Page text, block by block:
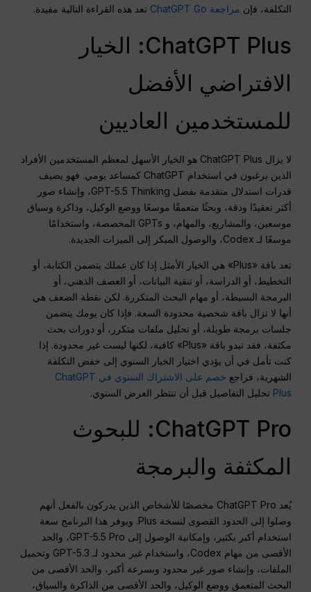
التكلفة، فإن مراجعة ChatGPT Go تعد هذه القراءة التالية مفيدة.
ChatGPT Plus: الخيار
الافتراضي الأفضل
للمستخدمين العاديين
لا يزال ChatGPT Plus هو الخيار الأسهل لمعظم المستخدمين الأفراد
الذين يرغبون في استخدام ChatGPT كمساعد يومي. فهو يضيف
قدرات استدلال متقدمة بفضل GPT-5.5 Thinking، وإنشاء صور
أكثر تعقيدًا ودقة، وبحثًا متعمقًا موسعًا ووضع الوكيل، وذاكرة وسياق
موسعين، والمشاريع، والمهام، و GPTs المخصصة، واستخدامًا
موسعًا لـ Codex، والوصول المبكر إلى الميزات الجديدة.
تعد باقة «Plus» هي الخيار الأمثل إذا كان عملك يتضمن الكتابة، أو
التخطيط، أو الدراسة، أو تنقية البيانات، أو العصف الذهني، أو
البرمجة البسيطة، أو مهام البحث المتكررة. لكن نقطة الضعف هي
أنها لا تزال باقة شخصية محدودة السعة. فإذا كان يومك يتضمن
جلسات برمجة طويلة، أو تحليل ملفات متكرر، أو دورات بحث
مكثفة، فقد تبدو باقة «Plus» كافية، لكنها ليست غير محدودة. إذا
كنت تأمل في أن يؤدي اختيار الخيار السنوي إلى خفض التكلفة
الشهرية، فراجع
خصم على الاشتراك السنوي في ChatGPT
Plus تحليل التفاصيل قبل أن تنتظر العرض السنوي.
ChatGPT Pro: للبحوث
المكثفة والبرمجة
يُعد ChatGPT Pro مخصصًا للأشخاص الذين يدركون بالفعل أنهم
وصلوا إلى الحدود القصوى لنسخة Plus. ويوفر هذا البرنامج سعة
استخدام أكبر بكثير، وإمكانية الوصول إلى GPT-5.5 Pro، والحد
الأقصى من مهام Codex، واستخدام غير محدود لـ GPT-5.3 وتحميل
الملفات، وإنشاء صور غير محدود وبسرعة أكبر، والحد الأقصى من
البحث المتعمق ووضع الوكيل، والحد الأقصى من الذاكرة والسياق،